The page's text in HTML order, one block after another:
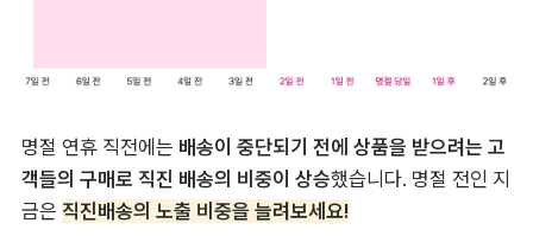
명절 연휴 직전에는 배송이 중단되기 전에 상품을 받으려는 고
객들의 구매로 직진 배송의 비중이 상승했습니다. 명절 전인 지
금은 직진배송의 노출 비중을 늘려보세요!